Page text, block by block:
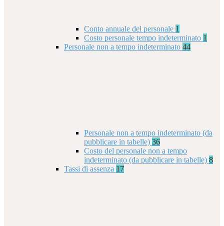
Conto annuale del personale 1
Costo personale tempo indeterminato 1
Personale non a tempo indeterminato 44
Personale non a tempo indeterminato (da
pubblicare in tabelle) 36
Costo del personale non a tempo
indeterminato (da pubblicare in tabelle) 8
Tassi di assenza 17